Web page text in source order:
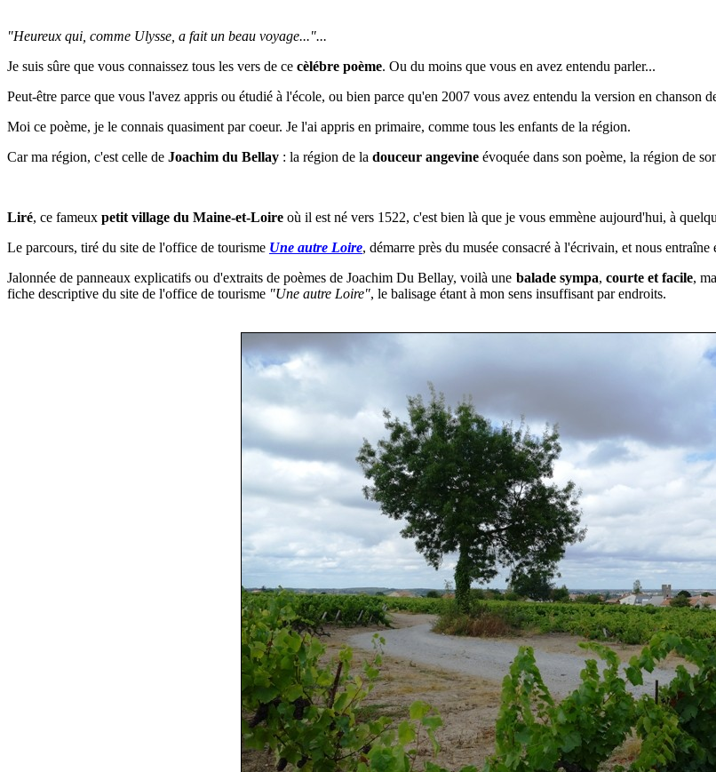
"Heureux qui, comme Ulysse, a fait un beau voyage..."...
Je suis sûre que vous connaissez tous les vers de ce cèlébre poème. Ou du moins que vous en avez entendu parler...
Peut-être parce que vous l'avez appris ou étudié à l'école, ou bien parce qu'en 2007 vous avez entendu la version en chanson
Moi ce poème, je le connais quasiment par coeur. Je l'ai appris en primaire, comme tous les enfants de la région.
Car ma région, c'est celle de Joachim du Bellay : la région de la douceur angevine évoquée dans son poème, la région de
Liré, ce fameux petit village du Maine-et-Loire où il est né vers 1522, c'est bien là que je vous emmène aujourd'hui, à
Le parcours, tiré du site de l'office de tourisme Une autre Loire, démarre près du musée consacré à l'écrivain, et nous
Jalonnée de panneaux explicatifs ou d'extraits de poèmes de Joachim Du Bellay, voilà une balade sympa, courte et facile,
fiche descriptive du site de l'office de tourisme "Une autre Loire", le balisage étant à mon sens insuffisant par endroits.